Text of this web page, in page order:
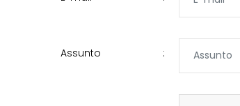
Assunto